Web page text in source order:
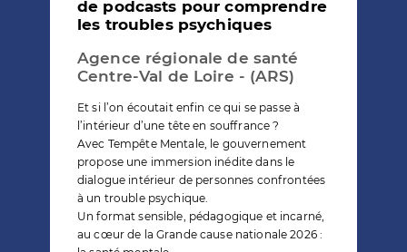
de podcasts pour comprendre
les troubles psychiques
Agence régionale de santé
Centre-Val de Loire - (ARS)
Et si l’on écoutait enfin ce qui se passe à
l’intérieur d’une tête en souffrance ?
Avec Tempête Mentale, le gouvernement
propose une immersion inédite dans le
dialogue intérieur de personnes confrontées
à un trouble psychique.
Un format sensible, pédagogique et incarné,
au cœur de la Grande cause nationale 2026 :